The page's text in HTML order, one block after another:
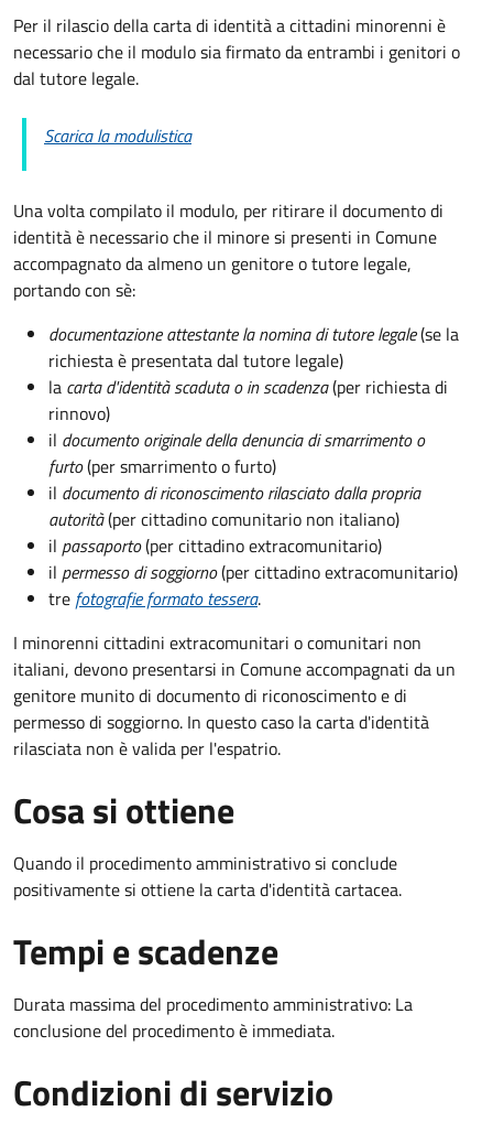
Per il rilascio della carta di identità a cittadini minorenni è
necessario che il modulo sia firmato da entrambi i genitori o
dal tutore legale.
Scarica la modulistica
Una volta compilato il modulo, per ritirare il documento di
identità è necessario che il minore si presenti in Comune
accompagnato da almeno un genitore o tutore legale,
portando con sè:
documentazione attestante la nomina di tutore legale(se la
richiesta è presentata dal tutore legale)
la carta d'identità scaduta o in scadenza(per richiesta di
rinnovo)
il documento originale della denuncia di smarrimento o
furto(per smarrimento o furto)
il documento di riconoscimento rilasciato dalla propria
autorità(per cittadino comunitario non italiano)
il passaporto(per cittadino extracomunitario)
il permesso di soggiorno(per cittadino extracomunitario)
tre fotografie formato tessera.
I minorenni cittadini extracomunitari o comunitari non
italiani, devono presentarsi in Comune accompagnati da un
genitore munito di documento di riconoscimento e di
permesso di soggiorno. In questo caso la carta d'identità
rilasciata non è valida per l'espatrio.
Cosa si ottiene
Quando il procedimento amministrativo si conclude
positivamente si ottiene la carta d'identità cartacea.
Tempi e scadenze
Durata massima del procedimento amministrativo: La
conclusione del procedimento è immediata.
Condizioni di servizio